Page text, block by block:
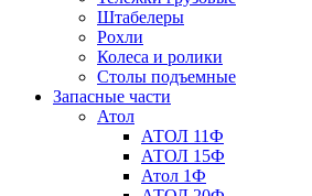
Штабелеры
Рохли
Колеса и ролики
Столы подъемные
Запасные части
Атол
АТОЛ 11Ф
АТОЛ 15Ф
Атол 1Ф